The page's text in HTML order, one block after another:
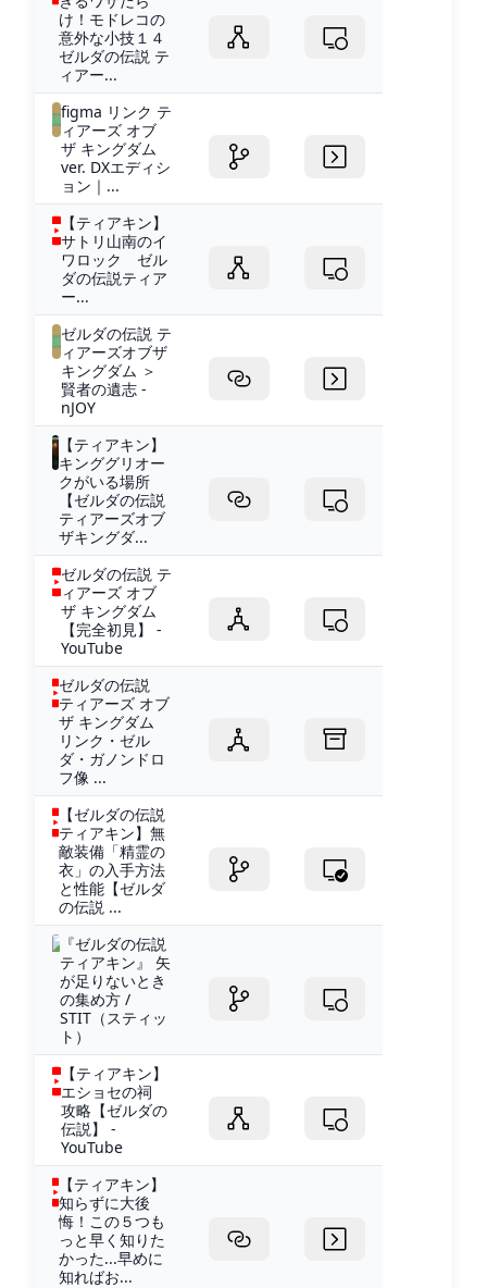
け！モドレコの
意外な小技１４
ゼルダの伝説 テ
ィアー...
figma リンク テ
ィアーズ オブ
ザ キングダム
ver. DXエディシ
ョン｜...
【ティアキン】
サトリ山南のイ
ワロック ゼル
ダの伝説ティア
ー...
ゼルダの伝説 テ
ィアーズオブザ
キングダム ＞
賢者の遺志 -
nJOY
【ティアキン】
キンググリオー
クがいる場所
【ゼルダの伝説
ティアーズオブ
ザキングダ...
ゼルダの伝説 テ
ィアーズ オブ
ザ キングダム
【完全初見】 -
YouTube
ゼルダの伝説
ティアーズ オブ
ザ キングダム
リンク・ゼル
ダ・ガノンドロ
フ像 ...
【ゼルダの伝説
ティアキン】無
敵装備「精霊の
衣」の入手方法
と性能【ゼルダ
の伝説 ...
『ゼルダの伝説
ティアキン』 矢
が足りないとき
の集め方 /
STIT（スティッ
ト）
【ティアキン】
エショセの祠
攻略【ゼルダの
伝説】 -
YouTube
【ティアキン】
知らずに大後
悔！この５つも
っと早く知りた
かった...早めに
知ればお...